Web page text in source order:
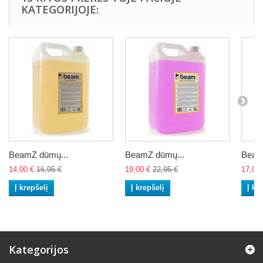
KATEGORIJOJE:
BeamZ dūmų...
14,00 € 16,95 €
Į krepšelį
BeamZ dūmų...
19,00 € 22,95 €
Į krepšelį
17,00
Į
Kategorijos